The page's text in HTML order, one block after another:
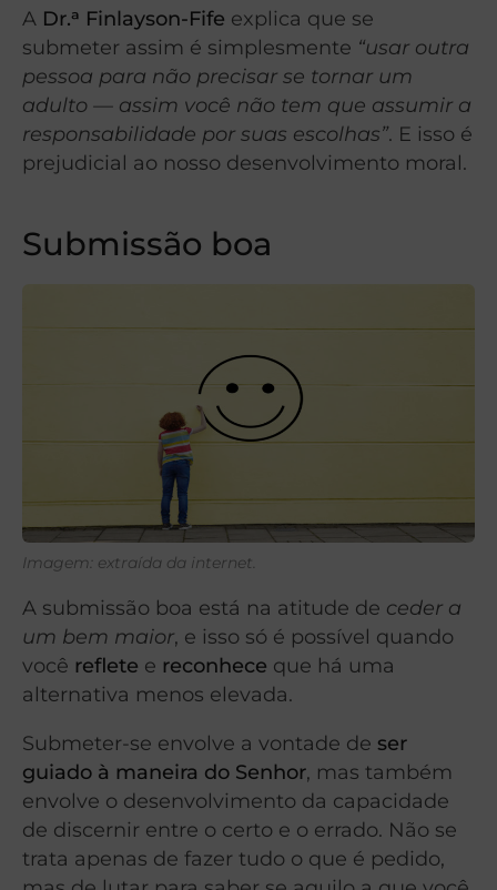
A Dr.ᵃ Finlayson-Fife explica que se
submeter assim é simplesmente “usar outra
pessoa para não precisar se tornar um
adulto — assim você não tem que assumir a
responsabilidade por suas escolhas”. E isso é
prejudicial ao nosso desenvolvimento moral.
Submissão boa
Imagem: extraída da internet.
A submissão boa está na atitude de ceder a
um bem maior, e isso só é possível quando
você reflete e reconhece que há uma
alternativa menos elevada.
Submeter-se envolve a vontade de ser
guiado à maneira do Senhor, mas também
envolve o desenvolvimento da capacidade
de discernir entre o certo e o errado. Não se
trata apenas de fazer tudo o que é pedido,